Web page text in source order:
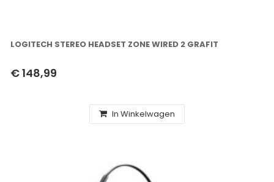
LOGITECH STEREO HEADSET ZONE WIRED 2 GRAFIT
€ 148,99
In Winkelwagen